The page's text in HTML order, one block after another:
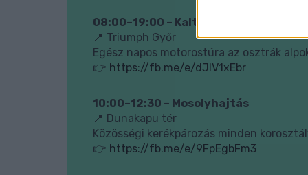
08:00–19:00 – Kalte Kuchl kör – alpesi
📍 Triumph Győr
Egész napos motorostúra az osztrák
👉 https://fb.me/e/dJlV1xEbr
10:00–12:30 – Mosolyhajtás
📍 Dunakapu tér
Közösségi kerékpározás minden
👉 https://fb.me/e/9FpEgbFm3